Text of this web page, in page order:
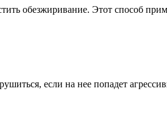
обезжиривание. Этот способ
если на нее попадет